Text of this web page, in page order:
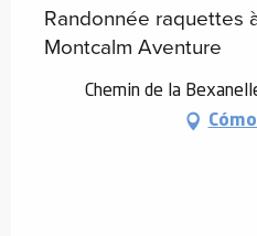
Randonnée raquettes
Montcalm Aventure
Chemin de la